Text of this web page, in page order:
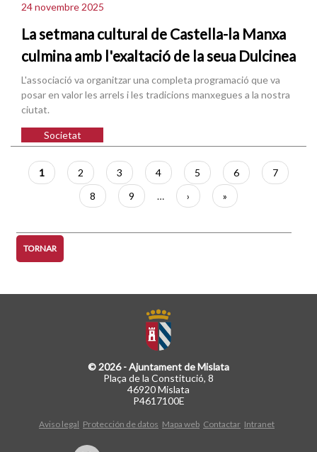
24 novembre 2025
La setmana cultural de Castella-la Manxa
culmina amb l'exaltació de la seua Dulcinea
L'associació va organitzar una completa programació que va
posar en valor les arrels i les tradicions manxegues a la nostra
ciutat.
Societat
Paginació
Pàgina
actual
1 Pàgina
2 Pàgina
3 Pàgina
4 Pàgina
5 Pàgina
6 Pàgina
7
Pàgina
8 Pàgina
9 …
Pàgina
següent
›
Última
pàgina
»
TORNAR
© 2026 - Ajuntament de Mislata
Plaça de la Constitució, 8
46920 Mislata
P4617100E
Aviso legal Protección de datos Mapa web Contactar Intranet